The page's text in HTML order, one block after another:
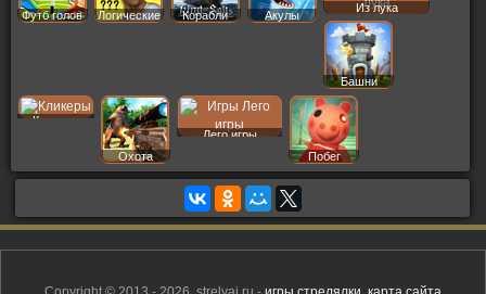
Футб голов Логические Корабли Акулы
Из лука
Башни
Кликеры
Охота
Лего игры
Побег